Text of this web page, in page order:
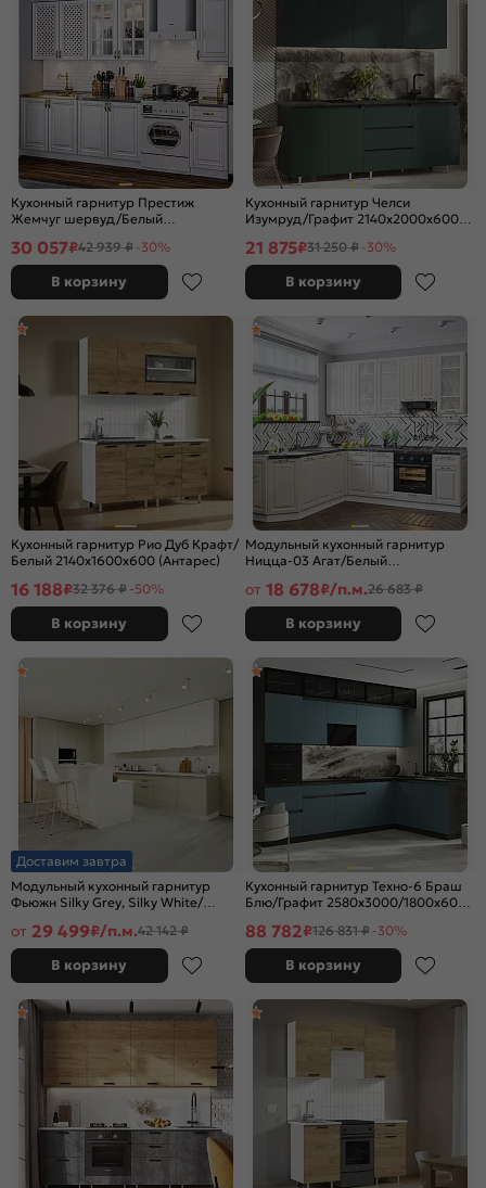
Кухонный гарнитур Престиж
Жемчуг шервуд/Белый
30 057₽42 939 ₽ -30%
В корзину
Кухонный гарнитур Челси
Изумруд/Графит 2140x2000x600
21 875₽31 250 ₽ -30%
В корзину
Кухонный гарнитур Рио Дуб Крафт/
Белый 2140x1600x600 (Антарес)
16 188₽32 376 ₽ -50%
В корзину
Модульный кухонный гарнитур
Ницца-03 Агат/Белый
от 18 678₽/п.м.26 683 ₽
В корзину
Доставим завтра
Модульный кухонный гарнитур
Фьюжн Silky Grey, Silky White/
от 29 499₽/п.м.42 142 ₽
В корзину
Кухонный гарнитур Техно-6 Браш
Блю/Графит 2580x3000/1800x600
88 782₽126 831 ₽ -30%
В корзину